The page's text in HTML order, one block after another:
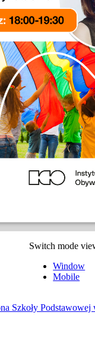
Switch mode
Window
Mobile
Szkoły